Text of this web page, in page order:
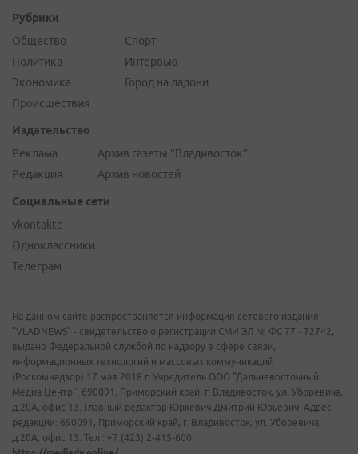
Рубрики
Общество
Политика
Экономика
Происшествия
Спорт
Интервью
Город на ладони
Издательство
Реклама
Редакция
Архив газеты "Владивосток"
Архив новостей
Социальные сети
vkontakte
Одноклассники
Телеграм
На данном сайте распространяется информация сетевого издания
"VLADNEWS" - свидетельство о регистрации СМИ ЭЛ № ФС 77 - 72742,
выдано Федеральной службой по надзору в сфере связи,
информационных технологий и массовых коммуникаций
(Роскомнадзор) 17 мая 2018 г. Учредитель ООО "Дальневосточный
Медиа Центр". 690091, Приморский край, г. Владивосток, ул. Уборевича,
д.20А, офис 13. Главный редактор Юркевич Дмитрий Юрьевич. Адрес
редакции: 690091, Приморский край, г. Владивосток, ул. Уборевича,
д.20А, офис 13. Тел.: +7 (423) 2-415-600.